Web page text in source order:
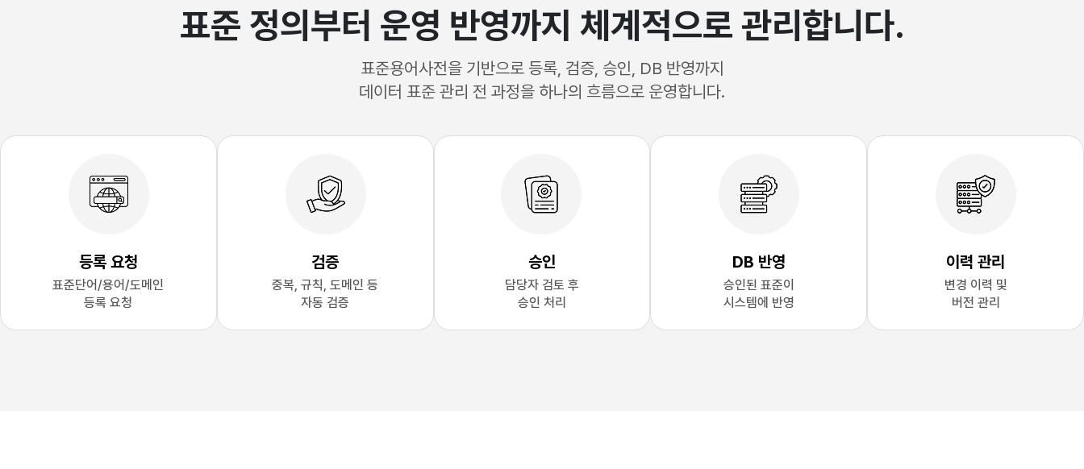
표준 정의부터 운영 반영까지 체계적으로 관리합니다.
표준용어사전을 기반으로 등록, 검증, 승인, DB 반영까지
데이터 표준 관리 전 과정을 하나의 흐름으로 운영합니다.
등록 요청
표준단어/용어/도메인
등록 요청
검증
중복, 규칙, 도메인 등
자동 검증
승인
담당자 검토 후
승인 처리
DB 반영
승인된 표준이
시스템에 반영
이력 관리
변경 이력 및
버전 관리